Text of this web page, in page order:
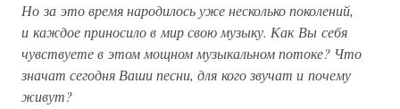
Но за это время народилось уже несколько поколений,
и каждое приносило в мир свою музыку. Как Вы себя
чувствуете в этом мощном музыкальном потоке? Что
значат сегодня Ваши песни, для кого звучат и почему
живут?